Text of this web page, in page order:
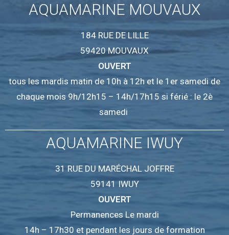
AQUAMARINE MOUVAUX
184 RUE DE LILLE
59420 MOUVAUX
OUVERT
tous les mardis matin de 10h à 12h et le 1er samedi de
chaque mois 9h/12h15 – 14h/17h15 si férié : le 2è
samedi
AQUAMARINE IWUY
31 RUE DU MARÉCHAL JOFFRE
59141 IWUY
OUVERT
Permanences Le mardi
14h – 17h30 et pendant les jours de formation